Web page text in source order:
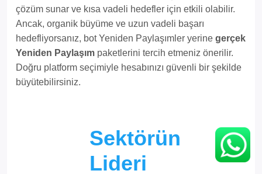
çözüm sunar ve kısa vadeli hedefler için etkili olabilir.
Ancak, organik büyüme ve uzun vadeli başarı
hedefliyorsanız, bot Yeniden Paylaşımler yerine gerçek
Yeniden Paylaşım paketlerini tercih etmeniz önerilir.
Doğru platform seçimiyle hesabınızı güvenli bir şekilde
büyütebilirsiniz.
Sektörün
Lideri